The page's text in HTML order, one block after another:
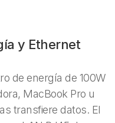
y Ethernet
de energía de 100W
MacBook Pro u
transfiere datos. El